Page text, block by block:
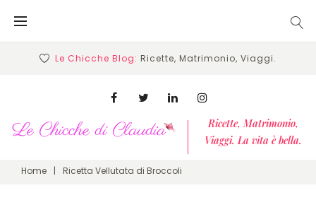
Le Chicche Blog: Ricette, Matrimonio, Viaggi.
Ricette, Matrimonio,
Viaggi. La vita è bella.
Facebook LinkedinInstagram
Home | Ricetta Vellutata di Broccoli